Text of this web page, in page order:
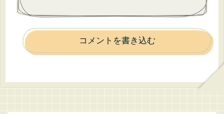
コメントを書き込む